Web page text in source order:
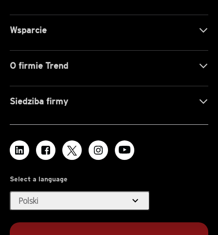
Wsparcie
O firmie Trend
Siedziba firmy
Select a language
Polski expand_more